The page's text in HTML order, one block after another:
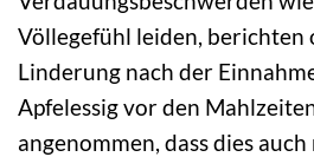
Völlegefühl leiden, berichten
Linderung nach der
Apfelessig vor den
angenommen, dass dies